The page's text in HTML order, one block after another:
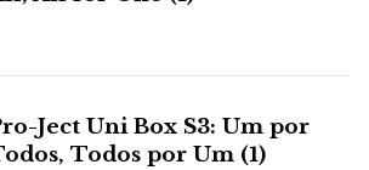
Ject Uni Box S3: Um por
Todos por Um (1)